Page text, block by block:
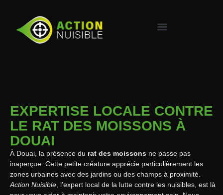
EXPERTISE LOCALE CONTRE
LE RAT DES MOISSONS À
DOUAI
À Douai, la présence du rat des moissons ne passe pas
inaperçue. Cette petite créature apprécie particulièrement les
zones urbaines avec des jardins ou des champs à proximité.
Action Nuisible , l’expert local de la lutte contre les nuisibles, est là